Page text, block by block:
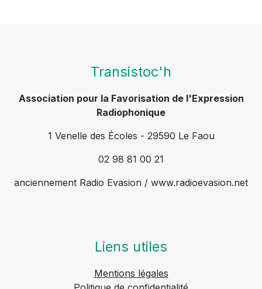
Transistoc'h
Association pour la Favorisation de l'Expression
Radiophonique
1 Venelle des Écoles - 29590 Le Faou
02 98 81 00 21
anciennement Radio Evasion / www.radioevasion.net
Liens utiles
Mentions légales